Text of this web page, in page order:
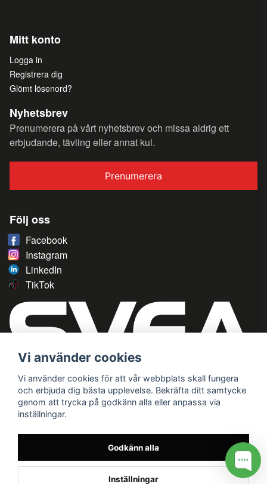
Mitt konto
Logga in
Registrera dig
Glömt lösenord?
Nyhetsbrev
Prenumerera på vårt nyhetsbrev och missa aldrig ett
erbjudande, tävling eller annat kul.
Prenumerera
Följ oss
Facebook
Instagram
LinkedIn
TikTok
Vi använder cookies
Vi använder cookies för att vår webbplats skall fungera
och erbjuda dig bästa upplevelse. Bekräfta ditt samtycke
genom att trycka på godkänn alla eller anpassa via
inställningar.
Godkänn alla
Inställningar